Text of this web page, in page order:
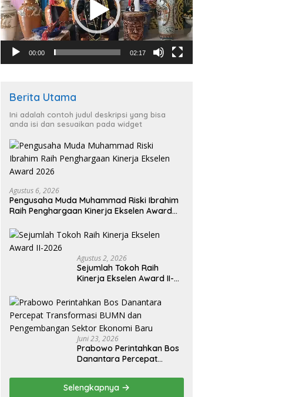
00:00 02:17
Berita Utama
Ini adalah contoh judul deskripsi yang bisa
anda isi dan sesuaikan pada widget
Agustus 6, 2026
Pengusaha Muda Muhammad Riski Ibrahim
Raih Penghargaan Kinerja Ekselen Award
Agustus 2, 2026
Sejumlah Tokoh Raih
Kinerja Ekselen Award II-
Juni 23, 2026
Prabowo Perintahkan Bos
Danantara Percepat
Pengembangan Sektor
Ekonomi Baru
Selengkapnya